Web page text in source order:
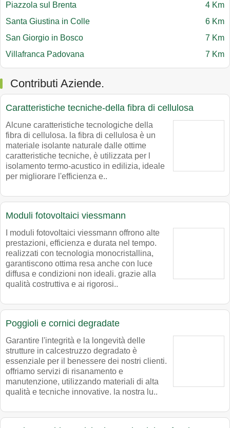
Piazzola sul Brenta
4 Km
Santa Giustina in Colle
6 Km
San Giorgio in Bosco
7 Km
Villafranca Padovana
7 Km
Contributi Aziende.
Caratteristiche tecniche-della fibra di cellulosa
Alcune caratteristiche tecnologiche della
fibra di cellulosa. la fibra di cellulosa è un
materiale isolante naturale dalle ottime
caratteristiche tecniche, è utilizzata per l
isolamento termo-acustico in edilizia, ideale
per migliorare l'efficienza e..
Moduli fotovoltaici viessmann
I moduli fotovoltaici viessmann offrono alte
prestazioni, efficienza e durata nel tempo.
realizzati con tecnologia monocristallina,
garantiscono ottima resa anche con luce
diffusa e condizioni non ideali. grazie alla
qualità costruttiva e ai rigorosi..
Poggioli e cornici degradate
Garantire l'integrità e la longevità delle
strutture in calcestruzzo degradato è
essenziale per il benessere dei nostri clienti.
offriamo servizi di risanamento e
manutenzione, utilizzando materiali di alta
qualità e tecniche innovative. la nostra lu..